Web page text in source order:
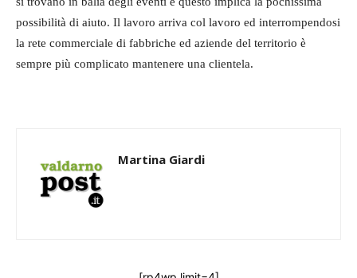
possibilità di aiuto. Il lavoro arriva col lavoro ed interrompendosi
la rete commerciale di fabbriche ed aziende del territorio è
sempre più complicato mantenere una clientela.
Martina Giardi